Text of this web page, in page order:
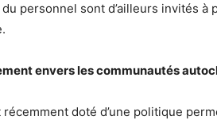
personnel sont d’ailleurs invités
envers les communautés
récemment doté d’une politique